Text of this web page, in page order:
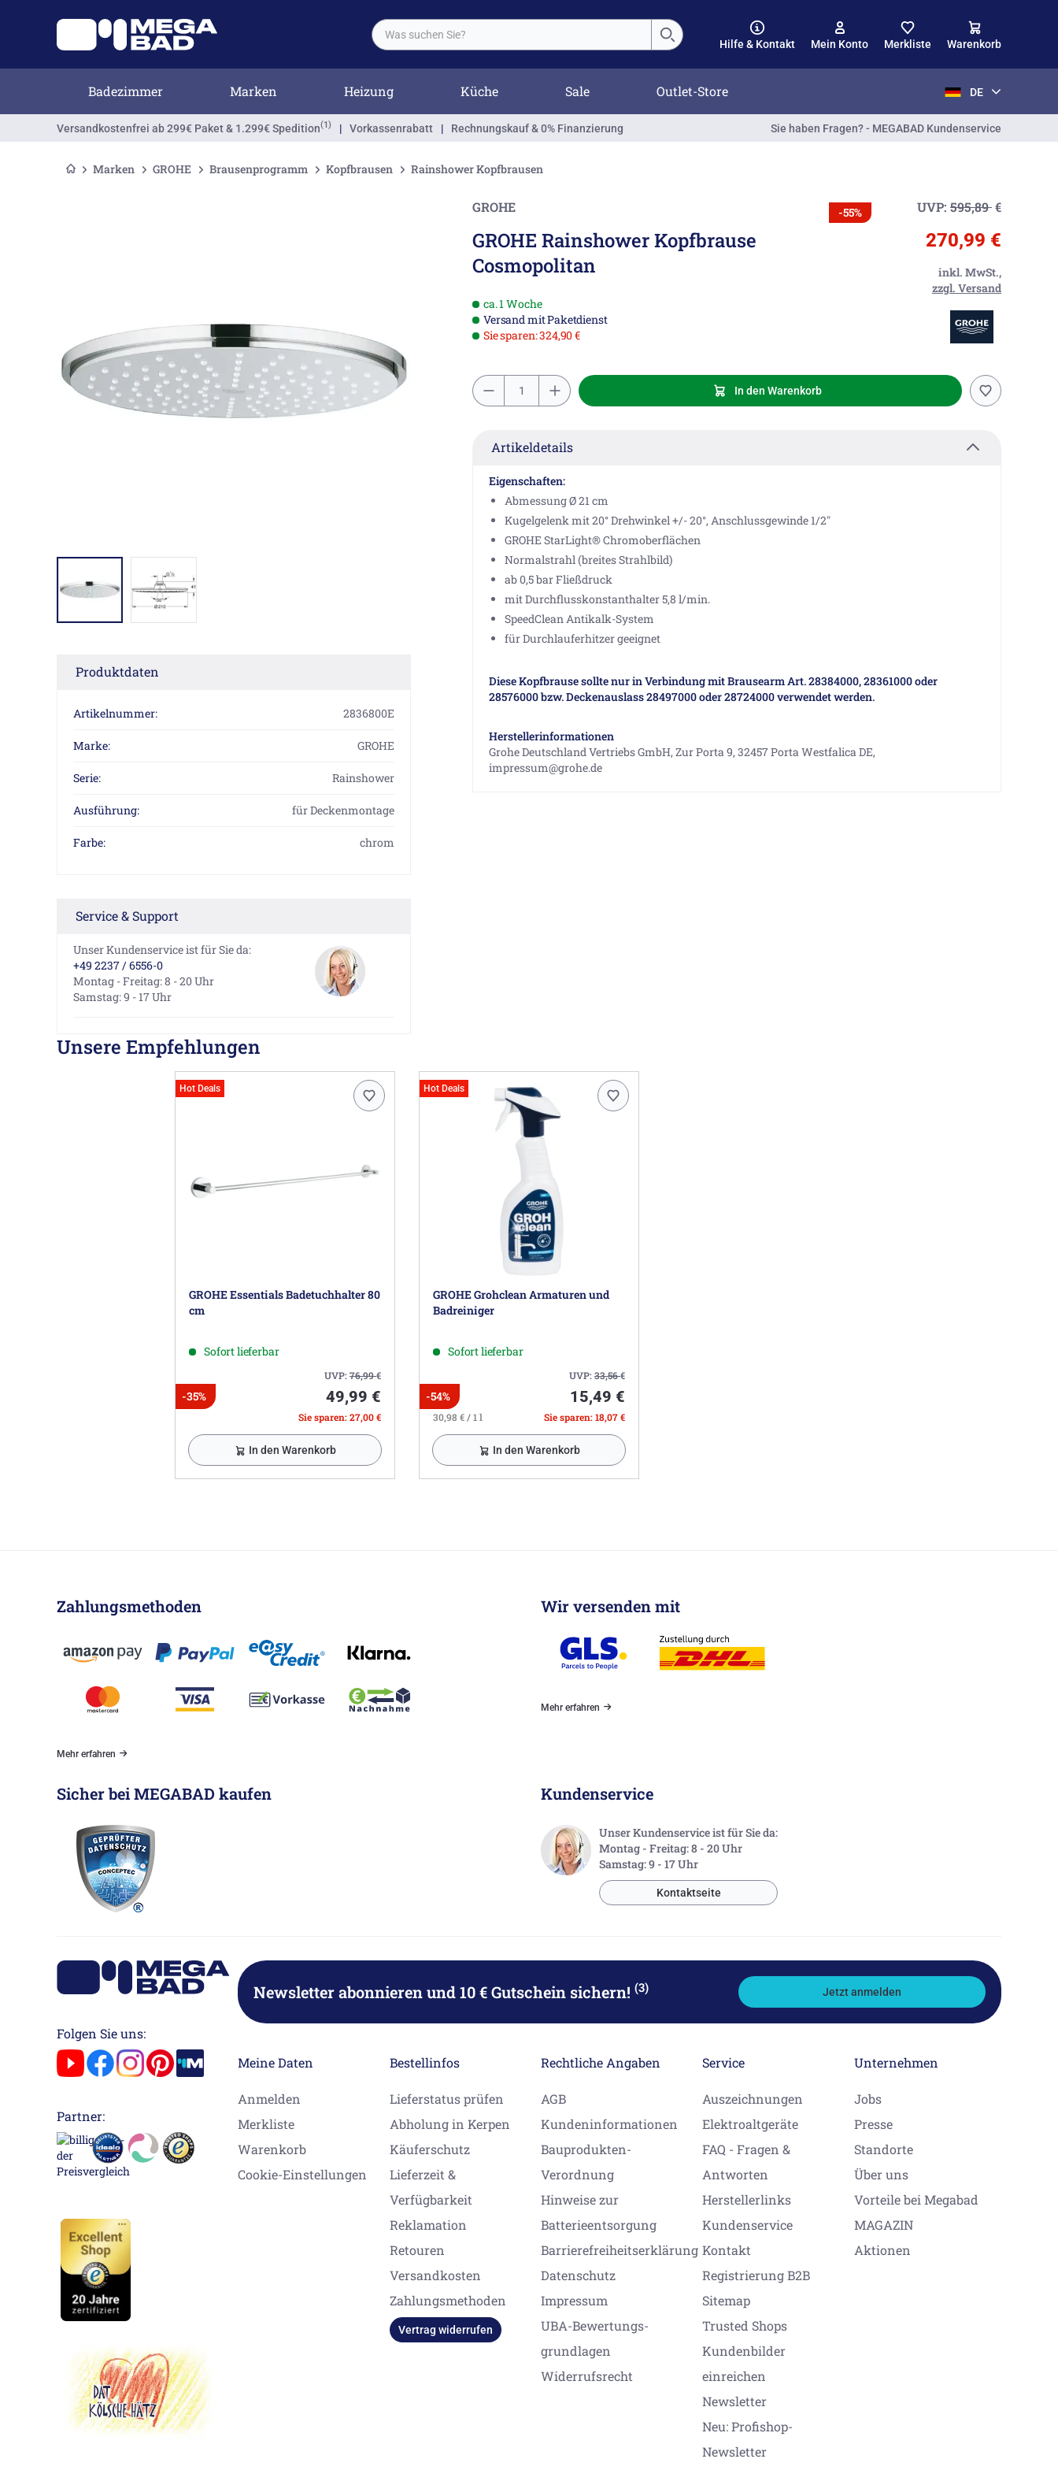
Hilfe & Kontakt Mein Konto Merkliste Warenkorb
Badezimmer Marken Heizung Küche Sale Outlet-Store DE
Versandkostenfrei ab 299€ Paket & 1.299€ Spedition(1) | Vorkassenrabatt | Rechnungskauf & 0% Finanzierung Sie haben Fragen? - MEGABAD Kundenservice
Marken GROHE Brausenprogramm Kopfbrausen Rainshower Kopfbrausen
Produktdaten
Artikelnummer: 2836800E
Marke: GROHE
Serie: Rainshower
Ausführung: für Deckenmontage
Farbe: chrom
Service & Support
Unser Kundenservice ist für Sie da:
+49 2237 / 6556-0
Montag - Freitag: 8 - 20 Uhr
Samstag: 9 - 17 Uhr
GROHE
GROHE Rainshower Kopfbrause
Cosmopolitan
-55% UVP: 595,89€
270,99 €
inkl. MwSt.,
zzgl. Versand
ca. 1 Woche
Versand mit Paketdienst
Sie sparen: 324,90 €
In den Warenkorb
Artikeldetails
Eigenschaften:
Abmessung Ø 21 cm
Kugelgelenk mit 20° Drehwinkel +/- 20°, Anschlussgewinde 1/2"
GROHE StarLight® Chromoberflächen
Normalstrahl (breites Strahlbild)
ab 0,5 bar Fließdruck
mit Durchflusskonstanthalter 5,8 l/min.
SpeedClean Antikalk-System
für Durchlauferhitzer geeignet
Diese Kopfbrause sollte nur in Verbindung mit Brausearm Art. 28384000, 28361000 oder
28576000 bzw. Deckenauslass 28497000 oder 28724000 verwendet werden.
Herstellerinformationen
Grohe Deutschland Vertriebs GmbH, Zur Porta 9, 32457 Porta Westfalica DE,
impressum@grohe.de
Unsere Empfehlungen
Hot Deals
GROHE Essentials Badetuchhalter 80
cm
Sofort lieferbar
UVP:76,99€
-35% 49,99 €
Sie sparen: 27,00 €
In den Warenkorb
Hot Deals
GROHE Grohclean Armaturen und
Badreiniger
Sofort lieferbar
UVP:33,56€
-54% 15,49 €
30,98 € / 1 l Sie sparen: 18,07 €
In den Warenkorb
Zahlungsmethoden
Mehr erfahren
Wir versenden mit
Mehr erfahren
Sicher bei MEGABAD kaufen Kundenservice
Unser Kundenservice ist für Sie da:
Montag - Freitag: 8 - 20 Uhr
Samstag: 9 - 17 Uhr
Kontaktseite
Folgen Sie uns:
Partner:
Newsletter abonnierenund 10 € Gutschein sichern! (3) Jetzt anmelden
Meine Daten
Anmelden
Merkliste
Warenkorb
Cookie-Einstellungen
Bestellinfos
Lieferstatus prüfen
Abholung in Kerpen
Käuferschutz
Lieferzeit &
Verfügbarkeit
Reklamation
Retouren
Versandkosten
Zahlungsmethoden
Vertrag widerrufen
Rechtliche Angaben
AGB
Kundeninformationen
Bauprodukten-
Verordnung
Hinweise zur
Batterieentsorgung
Barrierefreiheitserklärung
Datenschutz
Impressum
UBA-Bewertungs-
grundlagen
Widerrufsrecht
Service
Auszeichnungen
Elektroaltgeräte
FAQ - Fragen &
Antworten
Herstellerlinks
Kundenservice
Kontakt
Registrierung B2B
Sitemap
Trusted Shops
Kundenbilder
einreichen
Newsletter
Neu: Profishop-
Newsletter
Unternehmen
Jobs
Presse
Standorte
Über uns
Vorteile bei Megabad
MAGAZIN
Aktionen